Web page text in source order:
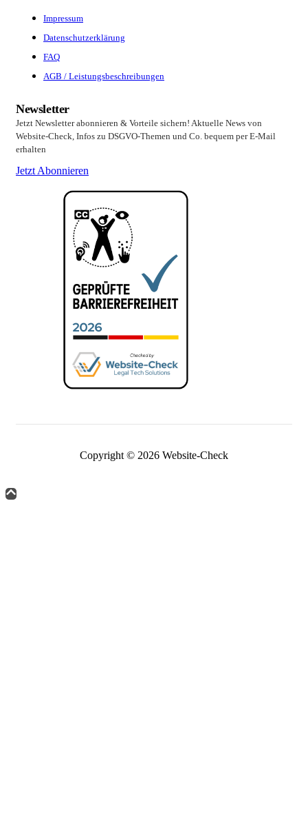
Impressum
Datenschutzerklärung
FAQ
AGB / Leistungsbeschreibungen
Newsletter
Jetzt Newsletter abonnieren & Vorteile sichern! Aktuelle News von
Website-Check, Infos zu DSGVO-Themen und Co. bequem per E-Mail
erhalten
Jetzt Abonnieren
Copyright © 2026 Website-Check